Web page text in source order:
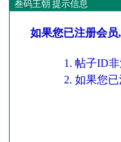
叁码王朝 提示信息
如果您已注册会
帖子ID
如果您